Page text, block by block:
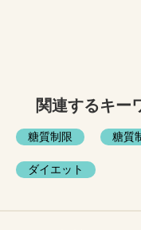
関連するキー
糖質制限 糖質
ダイエット